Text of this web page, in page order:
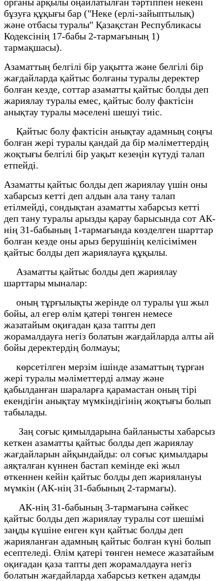
бұзуға құқығы бар ("Неке (ерлі-зайыптылық)
және отбасы туралы" Қазақстан Республикасы
Кодексінің 17-бабы 2-тармағының 1)
тармақшасы).
Азаматтың белгілі бір уақытта және белгілі бір
жағдайларда қайтыс болғаны туралы деректер
болған кезде, соттар азаматты қайтыс болды деп
жариялау туралы емес, қайтыс болу фактісін
анықтау туралы мәселені шешуі тиіс.
Қайтыс болу фактісін анықтау адамның соңғы
болған жері туралы қандай да бір мәліметтердің
жоқтығы белгілі бір уақыт кезеңін күтуді талап
етпейді.
Азаматты қайтыс болды деп жариялау үшін оны
хабарсыз кетті деп алдын ала тану талап
етілмейді, сондықтан азаматты хабарсыз кетті
деп тану туралы арызды қарау барысында сот АК-
нің 31-бабының 1-тармағында көзделген шарттар
болған кезде оны арыз берушінің келісімімен
қайтыс болды деп жариялауға құқылы.
Азаматты қайтыс болды деп жариялау
шарттары мыналар:
оның тұрғылықты жерінде ол туралы үш жыл
бойы, ал егер өлiм қатерi төнген немесе
жазатайым оқиғадан қаза тапты деп
жорамалдауға негiз болатын жағдайларда алты ай
бойы деректердің болмауы;
көрсетілген мерзім ішінде азаматтың тұрған
жері туралы мәліметтерді алмау және
қабылданған шараларға қарамастан оның тірі
екендігін анықтау мүмкіндігінің жоқтығы болып
табылады.
Заң соғыс қимылдарына байланысты хабарсыз
кеткен азаматты қайтыс болды деп жариялау
жағдайларын айқындайды: ол соғыс қимылдары
аяқталған күннен бастап кемінде екi жыл
өткеннен кейiн қайтыс болды деп жариялануы
мүмкiн (АК-нің 31-бабының 2-тармағы).
АК-нің 31-бабының 3-тармағына сәйкес
қайтыс болды деп жариялау туралы сот шешiмi
заңды күшiне енген күн қайтыс болды деп
жарияланған адамның қайтыс болған күнi болып
есептеледi. Өлiм қатерi төнген немесе жазатайым
оқиғадан қаза тапты деп жорамалдауға негiз
болатын жағдайларда хабарсыз кеткен адамды